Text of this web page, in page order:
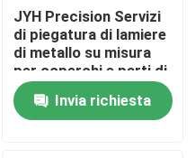
JYH Precision Servizi
di piegatura di lamiere
di metallo su misura
per coperchi e parti di
base di alluminio
Invia richiesta